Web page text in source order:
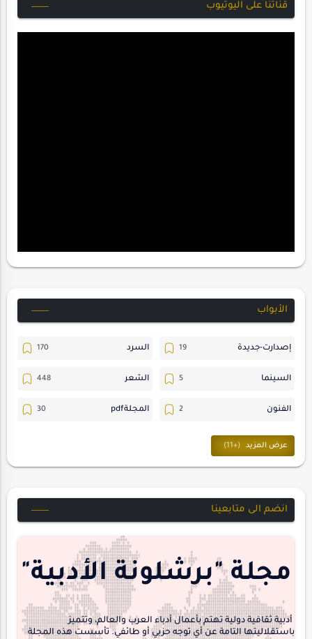
قناتنا على اليوتيوب
الأبواب
إصدارت-جديدة السرد
السينما الشعر
الفنون المجلةpdf
المسرح
هايكو
interview
انضم الى متابعينا
مجلة "برشلونة الأدبية"
أدبية ثقافية دولية تهتم بأعمال أدباء العرب والعالم، وتتميز
باستقلاليتها التامة عن أي توجه حزبي أو طائفي. تأسست هذه المجلة